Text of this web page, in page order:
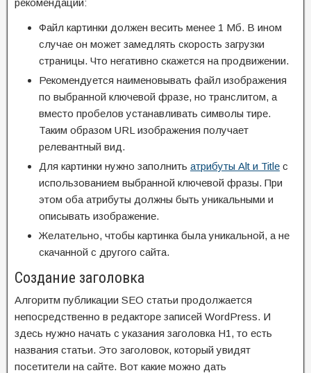
Файл картинки должен весить менее 1 Мб. В ином
случае он может замедлять скорость загрузки
страницы. Что негативно скажется на продвижении.
Рекомендуется наименовывать файл изображения
по выбранной ключевой фразе, но транслитом, а
вместо пробелов устанавливать символы тире.
Таким образом URL изображения получает
релевантный вид.
Для картинки нужно заполнить атрибуты Alt и Title с
использованием выбранной ключевой фразы. При
этом оба атрибуты должны быть уникальными и
описывать изображение.
Желательно, чтобы картинка была уникальной, а не
скачанной с другого сайта.
Создание заголовка
Алгоритм публикации SEO статьи продолжается
непосредственно в редакторе записей WordPress. И
здесь нужно начать с указания заголовка H1, то есть
названия статьи. Это заголовок, который увидят
посетители на сайте. Вот какие можно дать